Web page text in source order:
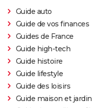
Guide auto
Guide de vos finances
Guides de France
Guide high-tech
Guide histoire
Guide lifestyle
Guide des loisirs
Guide maison et jardin